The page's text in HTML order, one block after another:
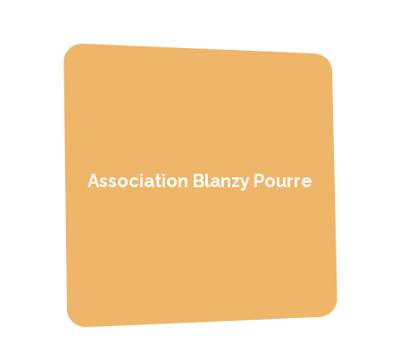
Association Blanzy Pourre
U